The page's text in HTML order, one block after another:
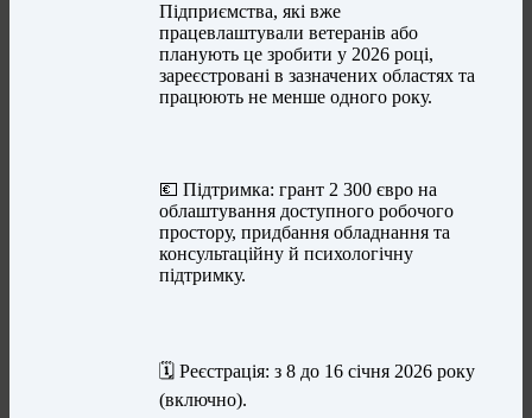
Підприємства, які вже
працевлаштували ветеранів або
планують це зробити у 2026 році,
зареєстровані в зазначених областях та
працюють не менше одного року.
💶 Підтримка: грант 2 300 євро на
облаштування доступного робочого
простору, придбання обладнання та
консультаційну й психологічну
підтримку.
🗓️ Реєстрація: з 8 до 16 січня 2026 року
(включно).